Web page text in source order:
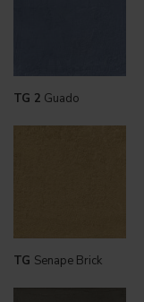
TG 2 Guado
TG Senape Brick